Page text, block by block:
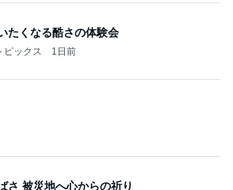
さ 被災地へ心からの祈り
ピックス 10時間前